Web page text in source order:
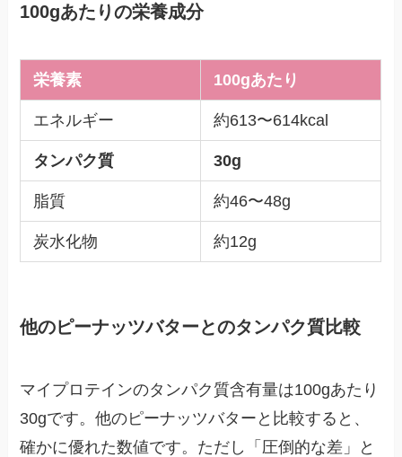
100gあたりの栄養成分
栄養素 100gあたり
エネルギー 約613〜614kcal
タンパク質 30g
脂質 約46〜48g
炭水化物 約12g
他のピーナッツバターとのタンパク質比較
マイプロテインのタンパク質含有量は100gあたり
30gです。他のピーナッツバターと比較すると、
確かに優れた数値です。ただし「圧倒的な差」と